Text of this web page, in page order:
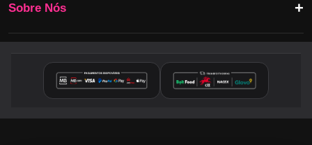
Sobre Nós